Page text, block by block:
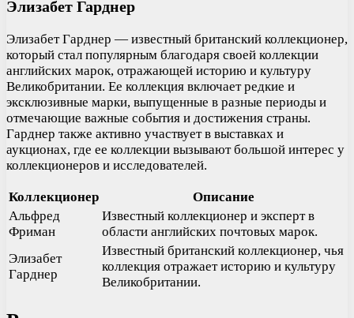
Элизабет Гарднер
Элизабет Гарднер — известный британский коллекционер,
который стал популярным благодаря своей коллекции
английских марок, отражающей историю и культуру
Великобритании. Ее коллекция включает редкие и
эксклюзивные марки, выпущенные в разные периоды и
отмечающие важные события и достижения страны.
Гарднер также активно участвует в выставках и
аукционах, где ее коллекции вызывают большой интерес у
коллекционеров и исследователей.
Коллекционер
Описание
Альфред
Фриман
Известный коллекционер и эксперт в
области английских почтовых марок.
Элизабет
Гарднер
Известный британский коллекционер, чья
коллекция отражает историю и культуру
Великобритании.